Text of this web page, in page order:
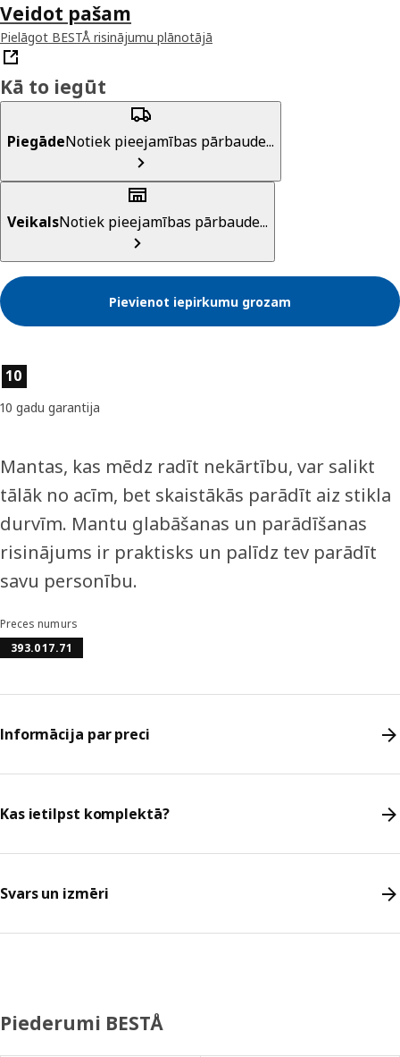
Veidot pašam
Pielāgot BESTÅ risinājumu plānotājā
Kā to iegūt
PiegādeNotiek pieejamības pārbaude...
VeikalsNotiek pieejamības pārbaude...
Pievienot iepirkumu grozam
Preces īpašības
10
10 gadu garantija
Mantas, kas mēdz radīt nekārtību, var salikt
tālāk no acīm, bet skaistākās parādīt aiz stikla
durvīm. Mantu glabāšanas un parādīšanas
risinājums ir praktisks un palīdz tev parādīt
savu personību.
Preces numurs
393.017.71
Informācija par preci
Kas ietilpst komplektā?
Svars un izmēri
Piederumi BESTÅ